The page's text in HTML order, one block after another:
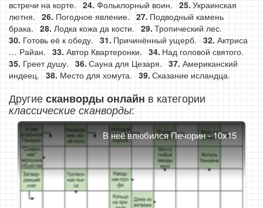
встречи на корте. Фольклорный воин.
Украинская
лютня.
Погодное явление.
Подводный камень
брака.
Лодка кожа да кости.
Тропический лес.
Готовь её к обеду.
Причинённый ущерб.
Актриса
… Райан.
Автор Квартеронки.
Над головой святого.
Греет душу.
Сауна для Цезаря.
Американский
индеец.
Место для хомута. Сказание исландца.
Другиесканворды онлайн в категории
классические сканворды:
В неё влюбился Печорин - 10x15